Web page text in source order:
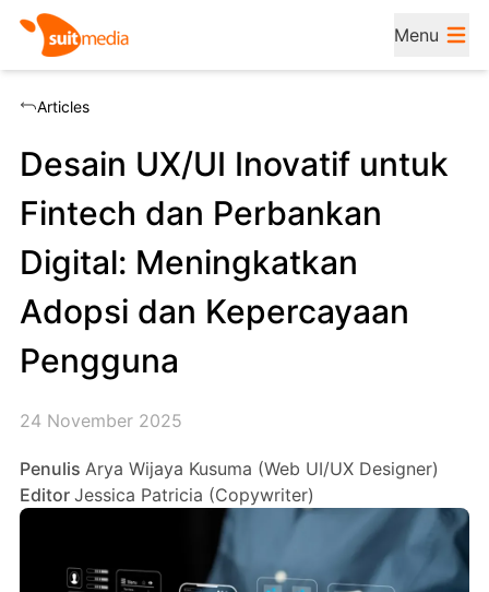
Menu
Articles
Desain UX/UI Inovatif untuk
Fintech dan Perbankan
Digital: Meningkatkan
Adopsi dan Kepercayaan
Pengguna
24 November 2025
Penulis Arya Wijaya Kusuma (Web UI/UX Designer)
Editor Jessica Patricia (Copywriter)